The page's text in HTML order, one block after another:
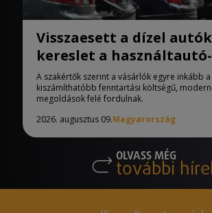
Visszaesett a dízel
kereslet a
A szakértők szerint a vásárlók egyre inkább a
kiszámíthatóbb fenntartási költségű,
megoldások felé fordulnak.
2026. augusztus 09.Magyarország
OLVASS MÉG
további